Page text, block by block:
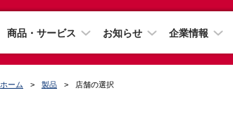
商品・サービス お知らせ 企業情報
ホーム 製品 店舗の選択